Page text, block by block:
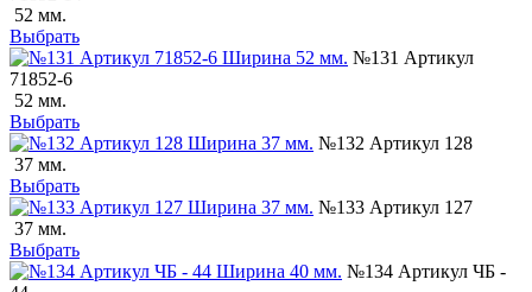
52 мм.
Выбрать
№131 Артикул
71852-6
52 мм.
Выбрать
№132 Артикул 128
37 мм.
Выбрать
№133 Артикул 127
37 мм.
Выбрать
№134 Артикул ЧБ -